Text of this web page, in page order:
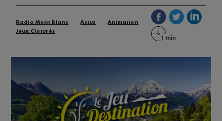
Radio Mont Blanc Actus
Animation
Jeux Cloturés